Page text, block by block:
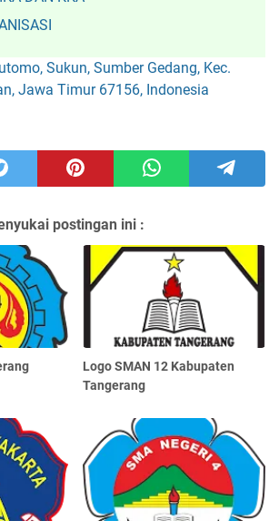
Sukun, Sumber Gedang, Kec.
Jawa Timur 67156, Indonesia
postingan ini :
Logo SMAN 12 Kabupaten
Tangerang